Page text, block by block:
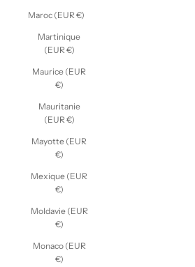
Maroc (EUR €)
Martinique
(EUR €)
Maurice (EUR
€)
Mauritanie
(EUR €)
Mayotte (EUR
€)
Mexique (EUR
€)
Moldavie (EUR
€)
Monaco (EUR
€)